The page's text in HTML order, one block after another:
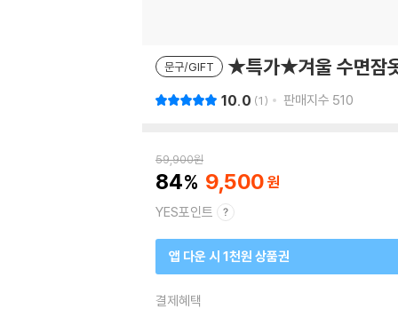
문구/GIFT ★특가★겨울 수면잠
10.0 1 판매지수 510
59,900원
84 9,500
YES포인트
앱 다운 시 1천원 상품권
결제혜택